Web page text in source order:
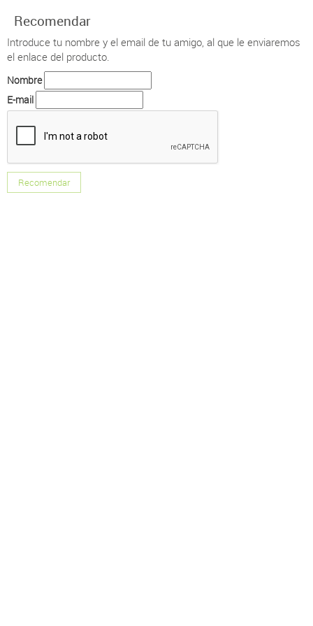
Recomendar
Introduce tu nombre y el email de tu amigo, al que le enviaremos
el enlace del producto.
Nombre
E-mail